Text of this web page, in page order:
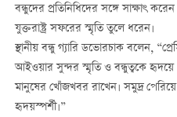
বন্ধুদের প্রতিনিধিদের সঙ্গে সাক্ষাৎ
যুক্তরাষ্ট্র সফরের স্মৃতি তুলে ধরেন।
স্থানীয় বন্ধু গ্যারি ডভোরচাক বলেন,
আইওয়ার সুন্দর স্মৃতি ও বন্ধুত্বকে
মানুষের খোঁজখবর রাখেন। সমুদ্র
হৃদয়স্পর্শী।”